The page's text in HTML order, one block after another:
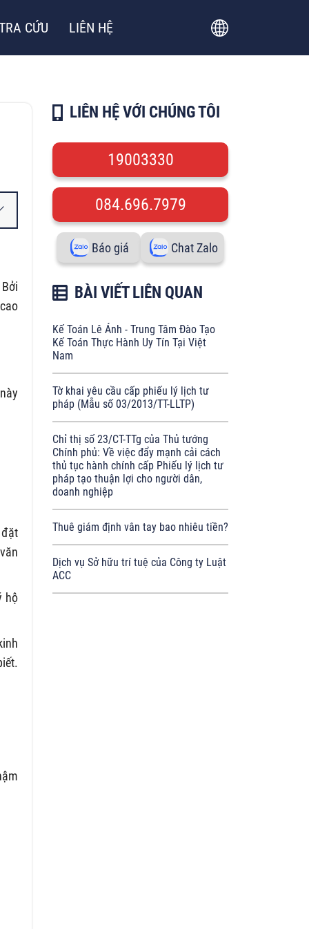
CỨU LIÊN HỆ
hộ
LIÊN HỆ VỚI CHÚNG TÔI
19003330
084.696.7979
Báo giá Chat Zalo
BÀI VIẾT LIÊN QUAN
Kế Toán Lê Ánh - Trung Tâm Đào Tạo
Kế Toán Thực Hành Uy Tín Tại Việt
Nam
Tờ khai yêu cầu cấp phiếu lý lịch tư
pháp (Mẫu số 03/2013/TT-LLTP)
Chỉ thị số 23/CT-TTg của Thủ tướng
Chính phủ: Về việc đẩy mạnh cải cách
thủ tục hành chính cấp Phiếu lý lịch tư
pháp tạo thuận lợi cho người dân,
doanh nghiệp
Thuê giám định vân tay bao nhiêu tiền?
Dịch vụ Sở hữu trí tuệ của Công ty Luật
ACC